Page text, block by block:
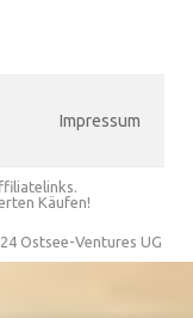
Impressum
Käufen!
Ostsee-Ventures UG